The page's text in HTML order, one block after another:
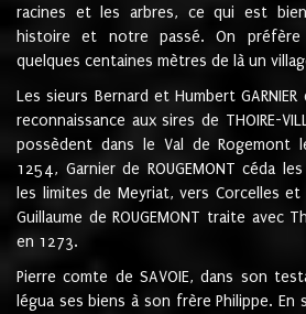
racines et les arbres, ce qui est
histoire et notre passé. On
quelques centaines mètres de là un
Les sieurs Bernard et Humbert GARNIER
reconnaissance aux sires de THOIRE-
possèdent dans le Val de Rogemont
1254, Garnier de ROUGEMONT céda
les limites de Meyriat, vers Corcelles
Guillaume de ROUGEMONT traite avec
en 1273.
Pierre comte de SAVOIE, dans son
légua ses biens à son frère Philippe.